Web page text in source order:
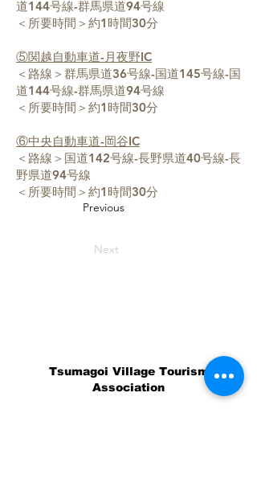
道144号線-群馬県道94号線
＜所要時間＞約1時間30分
⑤関越自動車道-月夜野IC
＜路線＞群馬県道36号線-国道145号線-国
道144号線-群馬県道94号線
＜所要時間＞約1時間30分
⑥中央自動車道-岡谷IC
＜路線＞国道142号線-長野県道40号線-長
野県道94号線
＜所要時間＞約1時間30分
Previous
Next
Tsumagoi Village Tourism
Association